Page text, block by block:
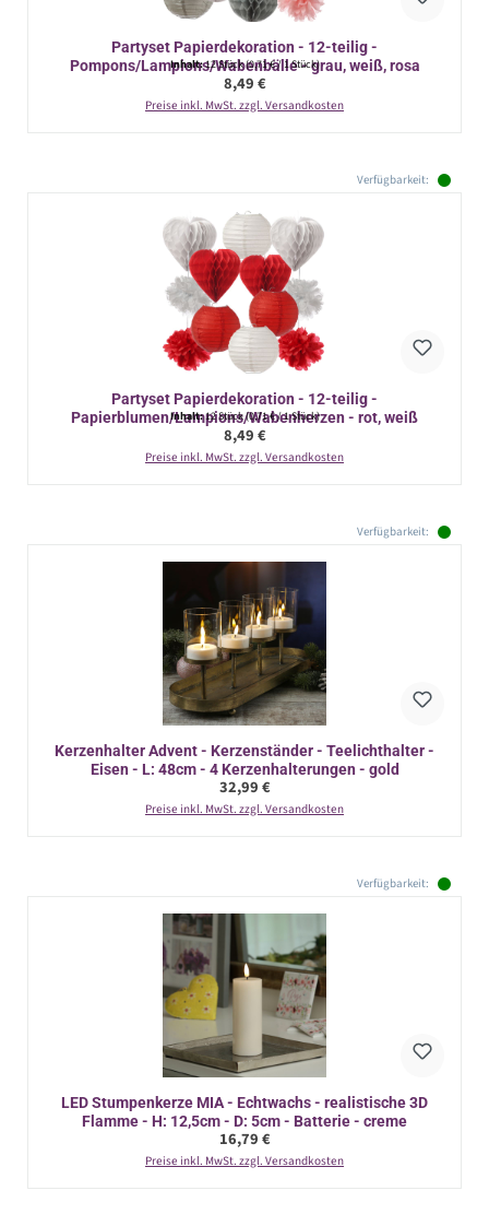
Partyset Papierdekoration - 12-teilig -
Pompons/Lampions/Wabenbälle - grau, weiß, rosa
Inhalt:12 Stück(0,71 € / 1 Stück)
Regulärer Preis:
8,49 €
Preise inkl. MwSt. zzgl. Versandkosten
Verfügbarkeit:
Partyset Papierdekoration - 12-teilig -
Papierblumen/Lampions/Wabenherzen - rot, weiß
Inhalt:12 Stück(0,71 € / 1 Stück)
Regulärer Preis:
8,49 €
Preise inkl. MwSt. zzgl. Versandkosten
Verfügbarkeit:
Kerzenhalter Advent - Kerzenständer - Teelichthalter -
Eisen - L: 48cm - 4 Kerzenhalterungen - gold
Regulärer Preis:
32,99 €
Preise inkl. MwSt. zzgl. Versandkosten
Verfügbarkeit:
LED Stumpenkerze MIA - Echtwachs - realistische 3D
Flamme - H: 12,5cm - D: 5cm - Batterie - creme
Regulärer Preis:
16,79 €
Preise inkl. MwSt. zzgl. Versandkosten